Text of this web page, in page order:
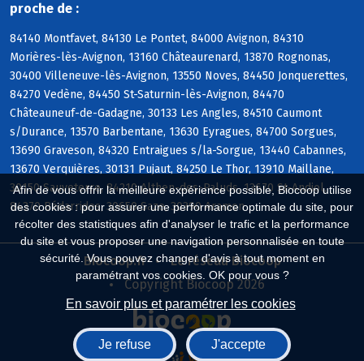
Afin de vous offrir la meilleure expérience possible, Biocoop utilise
des cookies : pour assurer une performance optimale du site, pour
récolter des statistiques afin d'analyser le trafic et la performance
du site et vous proposer une navigation personnalisée en toute
sécurité. Vous pouvez changer d'avis à tout moment en
paramétrant vos cookies. OK pour vous ?
En savoir plus et paramétrer les cookies
Je refuse J'accepte
proche de :
84140 Montfavet, 84130 Le Pontet, 84000 Avignon, 84310
Morières-lès-Avignon, 13160 Châteaurenard, 13870 Rognonas,
30400 Villeneuve-lès-Avignon, 13550 Noves, 84450 Jonquerettes,
84270 Vedène, 84450 St-Saturnin-lès-Avignon, 84470
Châteauneuf-de-Gadagne, 30133 Les Angles, 84510 Caumont
s/Durance, 13570 Barbentane, 13630 Eyragues, 84700 Sorgues,
13690 Graveson, 84320 Entraigues s/la-Sorgue, 13440 Cabannes,
13670 Verquières, 30131 Pujaut, 84250 Le Thor, 13910 Maillane,
30150 Sauveterre, 84210 Althen-des-Paluds, 13670 St-Andiol,
84370 Bédarrides, 30650 Saze, 30390 Aramon
Biocoop.fr
Le réseau Biocoop
Copyright Biocoop 2026